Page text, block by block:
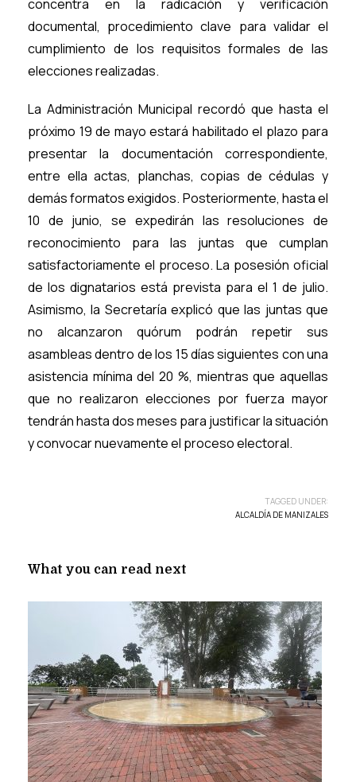
concentra en la radicación y verificación
documental, procedimiento clave para validar el
cumplimiento de los requisitos formales de las
elecciones realizadas.
La Administración Municipal recordó que hasta el
próximo 19 de mayo estará habilitado el plazo para
presentar la documentación correspondiente,
entre ella actas, planchas, copias de cédulas y
demás formatos exigidos. Posteriormente, hasta el
10 de junio, se expedirán las resoluciones de
reconocimiento para las juntas que cumplan
satisfactoriamente el proceso. La posesión oficial
de los dignatarios está prevista para el 1 de julio.
Asimismo, la Secretaría explicó que las juntas que
no alcanzaron quórum podrán repetir sus
asambleas dentro de los 15 días siguientes con una
asistencia mínima del 20 %, mientras que aquellas
que no realizaron elecciones por fuerza mayor
tendrán hasta dos meses para justificar la situación
y convocar nuevamente el proceso electoral.
TAGGED UNDER:
ALCALDÍA DE MANIZALES
What you can read next